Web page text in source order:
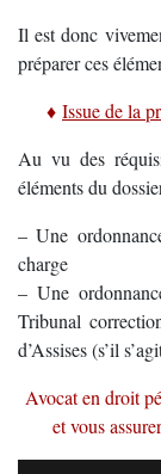
Il est donc
préparer ces
♦ Issue de la
Au vu des
éléments du
– Une
charge
– Une
Tribunal
d’Assises (s’il
Avocat en droit
et vous